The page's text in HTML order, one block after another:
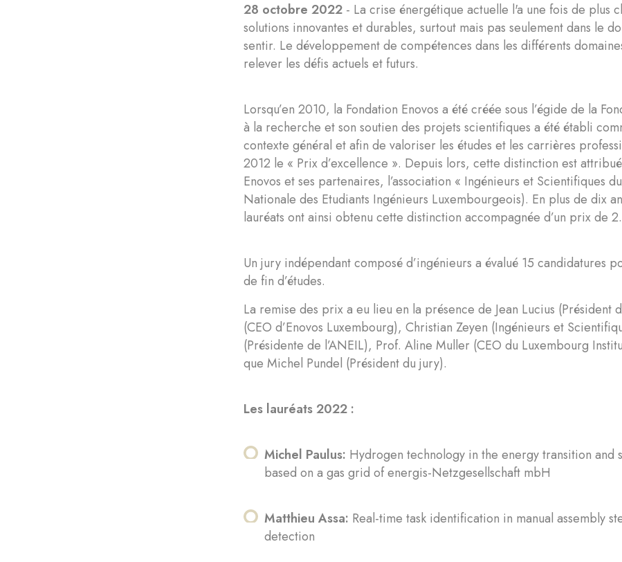
28 octobre 2022- La crise énergétique actuelle l'a une fois de plus
solutions innovantes et durables, surtout mais pas seulement dans le
sentir. Le développement de compétences dans les différents
relever les défis actuels et futurs.
Lorsqu’en 2010, la Fondation Enovos a été créée sous l’égide de la
à la recherche et son soutien des projets scientifiques a été établi
contexte général et afin de valoriser les études et les carrières
2012 le « Prix d’excellence ». Depuis lors, cette distinction est
Enovos et ses partenaires, l’association « Ingénieurs et Scientifiques
Nationale des Etudiants Ingénieurs Luxembourgeois). En plus de dix
lauréats ont ainsi obtenu cette distinction accompagnée d’un prix de
Un jury indépendant composé d’ingénieurs a évalué 15 candidatures
de fin d’études.
La remise des prix a eu lieu en la présence de Jean Lucius (Président
(CEO d’Enovos Luxembourg), Christian Zeyen (Ingénieurs et
(Présidente de l’ANEIL), Prof. Aline Muller (CEO du Luxembourg
que Michel Pundel (Président du jury).
Les lauréats 2022 :
Michel Paulus: Hydrogen technology in the energy transition
based on a gas grid of energis-Netzgesellschaft mbH
Matthieu Assa: Real-time task identification in manual assembly
detection